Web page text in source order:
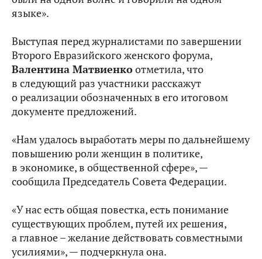
языке».
Выступая перед журналистами по завершении
Второго Евразийского женского форума,
Валентина Матвиенкоотметила, что
в следующий раз участники расскажут
о реализации обозначенных в его итоговом
документе предложений.
«Нам удалось выработать меры по дальнейшему
повышению роли женщин в политике,
в экономике, в общественной сфере», —
сообщила Председатель Совета Федерации.
«У нас есть общая повестка, есть понимание
существующих проблем, путей их решения,
а главное – желание действовать совместными
усилиями», — подчеркнула она.